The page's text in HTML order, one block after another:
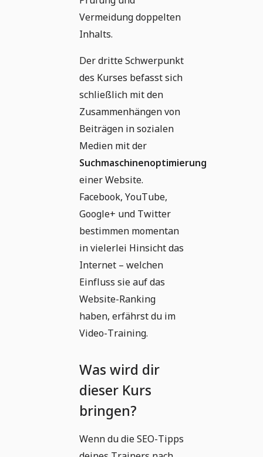
Vermeidung doppelten
Inhalts.
Der dritte Schwerpunkt
des Kurses befasst sich
schließlich mit den
Zusammenhängen von
Beiträgen in sozialen
Medien mit der
Suchmaschinenoptimierung
einer Website.
Facebook, YouTube,
Google+ und Twitter
bestimmen momentan
in vielerlei Hinsicht das
Internet – welchen
Einfluss sie auf das
Website-Ranking
haben, erfährst du im
Video-Training.
Was wird dir
dieser Kurs
bringen?
Wenn du die SEO-Tipps